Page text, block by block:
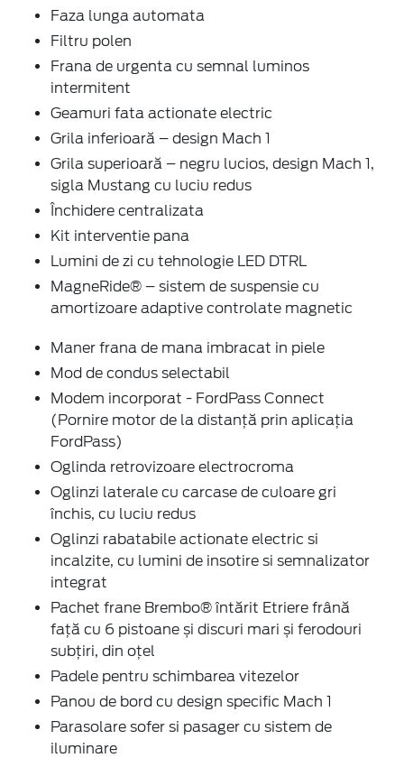
Faza lunga automata
Filtru polen
Frana de urgenta cu semnal luminos
intermitent
Geamuri fata actionate electric
Grila inferioară – design Mach 1
Grila superioară – negru lucios, design Mach 1,
sigla Mustang cu luciu redus
Închidere centralizata
Kit interventie pana
Lumini de zi cu tehnologie LED DTRL
MagneRide® – sistem de suspensie cu
amortizoare adaptive controlate magnetic
Maner frana de mana imbracat in piele
Mod de condus selectabil
Modem incorporat - FordPass Connect
(Pornire motor de la distanță prin aplicația
FordPass)
Oglinda retrovizoare electrocroma
Oglinzi laterale cu carcase de culoare gri
închis, cu luciu redus
Oglinzi rabatabile actionate electric si
incalzite, cu lumini de insotire si semnalizator
integrat
Pachet frane Brembo® întărit Etriere frână
față cu 6 pistoane și discuri mari și ferodouri
subțiri, din oțel
Padele pentru schimbarea vitezelor
Panou de bord cu design specific Mach 1
Parasolare sofer si pasager cu sistem de
iluminare